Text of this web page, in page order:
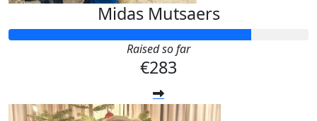
Midas Mutsaers
Raised so far
€283